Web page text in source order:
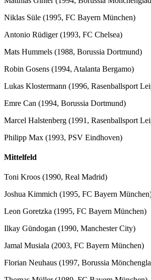
Niklas Süle (1995, FC Bayern München)
Antonio Rüdiger (1993, FC Chelsea)
Mats Hummels (1988, Borussia Dortmund)
Robin Gosens (1994, Atalanta Bergamo)
Lukas Klostermann (1996, Rasenballsport
Emre Can (1994, Borussia Dortmund)
Marcel Halstenberg (1991, Rasenballsport
Philipp Max (1993, PSV Eindhoven)
Mittelfeld
Toni Kroos (1990, Real Madrid)
Joshua Kimmich (1995, FC Bayern
Leon Goretzka (1995, FC Bayern München)
Ilkay Gündogan (1990, Manchester City)
Jamal Musiala (2003, FC Bayern München)
Florian Neuhaus (1997, Borussia